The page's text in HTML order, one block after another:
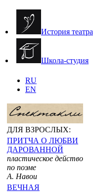
История театра
Школа-студия
RU
EN
ДЛЯ ВЗРОСЛЫХ:
ПРИТЧА О ЛЮБВИ
ДАРОВАННОЙ
пластическое действо
по поэме
А. Навои
ВЕЧНАЯ